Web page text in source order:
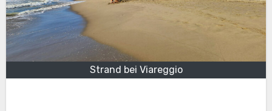
Strand bei Viareggio